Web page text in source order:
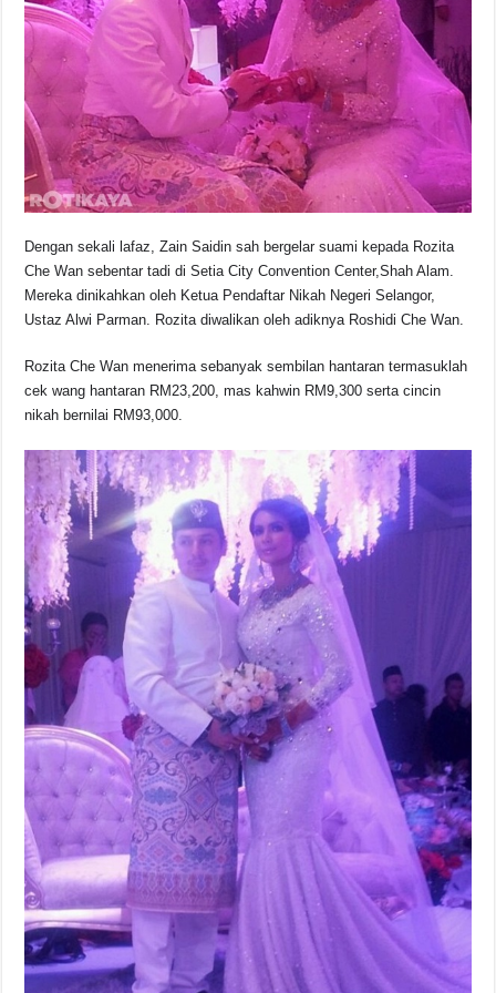
o
o
k
p
p
s
n
k
Dengan sekali lafaz, Zain Saidin sah bergelar suami kepada Rozita
Che Wan sebentar tadi di Setia City Convention Center,Shah Alam.
Mereka dinikahkan oleh Ketua Pendaftar Nikah Negeri Selangor,
Ustaz Alwi Parman. Rozita diwalikan oleh adiknya Roshidi Che Wan.
Rozita Che Wan menerima sebanyak sembilan hantaran termasuklah
cek wang hantaran RM23,200, mas kahwin RM9,300 serta cincin
nikah bernilai RM93,000.